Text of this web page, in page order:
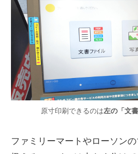
原寸印刷できるのは左の「文
ファミリーマートやローソン